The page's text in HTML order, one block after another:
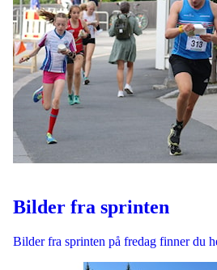
Bilder fra sprinten
Bilder fra sprinten på fredag finner du